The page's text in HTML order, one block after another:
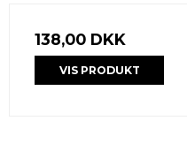
138,00 DKK
VIS PRODUKT